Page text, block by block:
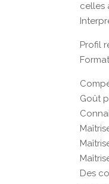
celles
Profil
Goût
Des